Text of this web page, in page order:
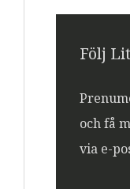
Följ
och få
via e-